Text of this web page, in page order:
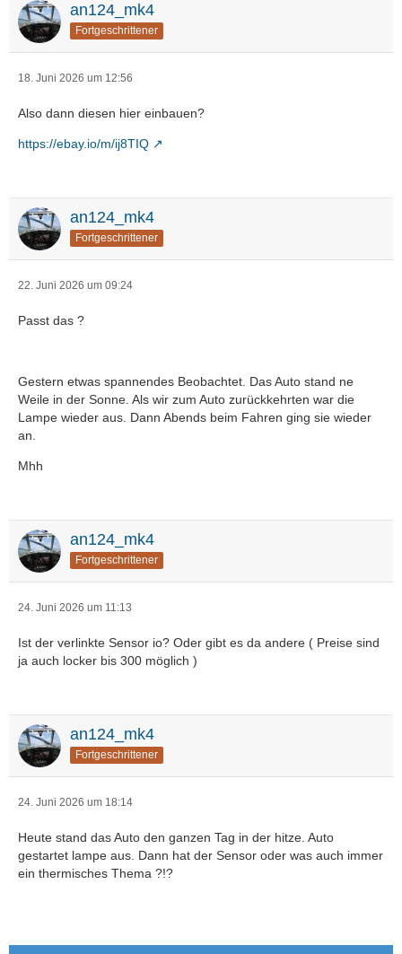
an124_mk4
Fortgeschrittener
18. Juni 2026 um 12:56
Also dann diesen hier einbauen?
https://ebay.io/m/ij8TIQ
an124_mk4
Fortgeschrittener
22. Juni 2026 um 09:24
Passt das ?
Gestern etwas spannendes Beobachtet. Das Auto stand ne
Weile in der Sonne. Als wir zum Auto zurückkehrten war die
Lampe wieder aus. Dann Abends beim Fahren ging sie wieder
an.
Mhh
an124_mk4
Fortgeschrittener
24. Juni 2026 um 11:13
Ist der verlinkte Sensor io? Oder gibt es da andere ( Preise sind
ja auch locker bis 300 möglich )
an124_mk4
Fortgeschrittener
24. Juni 2026 um 18:14
Heute stand das Auto den ganzen Tag in der hitze. Auto
gestartet lampe aus. Dann hat der Sensor oder was auch immer
ein thermisches Thema ?!?